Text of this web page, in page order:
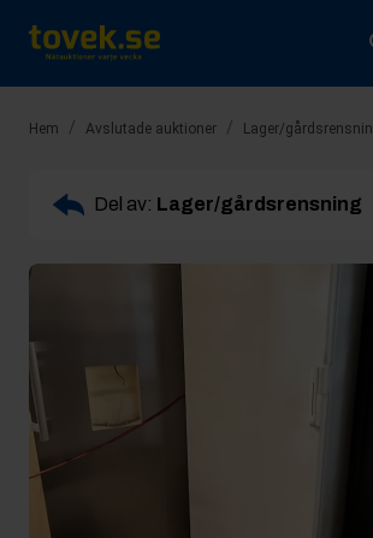
Hem / Avslutade auktioner / Lager/
Del av: Lager/gårdsrensning